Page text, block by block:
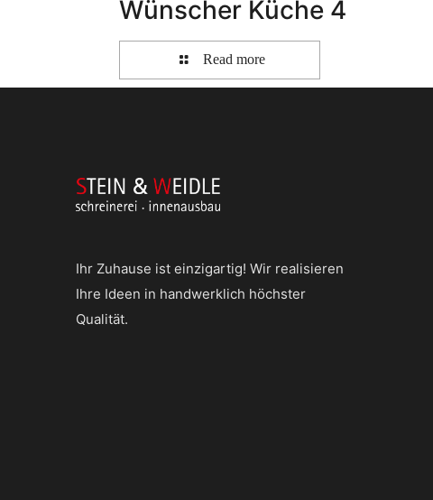
Wünscher Küche 4
Read more
Ihr Zuhause ist einzigartig! Wir realisieren
Ihre Ideen in handwerklich höchster
Qualität.